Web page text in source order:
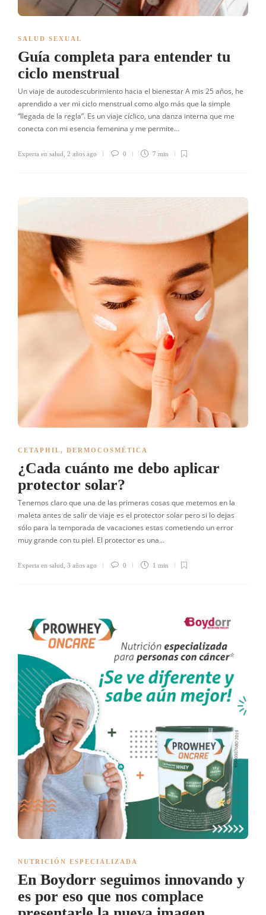
SALUD SEXUAL
Guía completa para entender tu
ciclo menstrual
Un viaje de autodescubrimiento hacia el bienestar A mis 25 años, he
aprendido a ver mi ciclo menstrual como algo más que la simple
“llegada de la regla”. Es un viaje cíclico, una danza interna que me
conecta con mi esencia femenina y me permite…
Experta en salud 2 años ago 0 7 min
CETAPHIL, DERMOCOSMÉTICA
¿Cada cuánto me debo aplicar
protector solar?
Tenemos claro que una de las primeras cosas que metemos en la
maleta antes de salir de viaje es el protector solar pero si lo dejas
sólo para la temporada de vacaciones estas cometiendo un error
muy grande con tu piel. El protector es una…
Experta en salud 3 años ago 0 1 min
NUTRICIÓN ESPECIALIZADA
En Boydorr seguimos innovando y
es por eso que nos complace